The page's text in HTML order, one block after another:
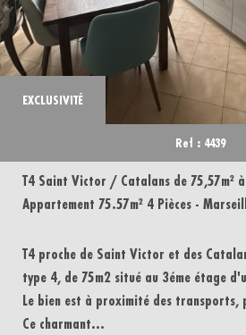
EXCLUSIVITÉ
Ref : 4439
T4 Saint Victor / Catalans de 75,57m²
Appartement 75.57m² 4 Pièces -
T4 proche de Saint Victor et des
type 4, de 75m2 situé au 3éme étage
Le bien est à proximité des transports,
Ce charmant...